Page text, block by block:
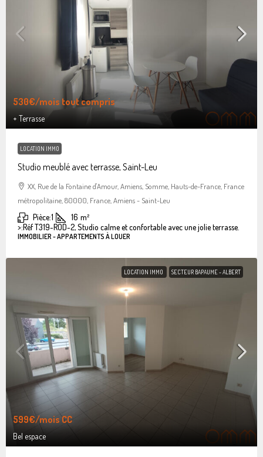
530€/mois tout compris
+ Terrasse
LOCATION IMMO
Studio meublé avec terrasse, Saint-Leu
XX, Rue de la Fontaine d'Amour, Amiens, Somme, Hauts-de-France, France
métropolitaine, 80000, France, Amiens - Saint-Leu
Pièce:1 16 m²
>:Réf T319-ROD-2, Studio calme et confortable avec une jolie terrasse.
IMMOBILIER - APPARTEMENTS À LOUER
LOCATION IMMO SECTEUR BAPAUME - ALBERT
599€/mois CC
Bel espace